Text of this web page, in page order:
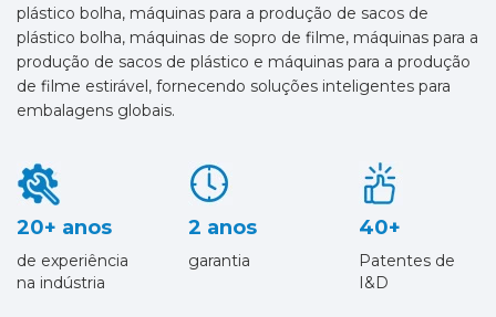
plástico bolha, máquinas para a produção de sacos de
plástico bolha, máquinas de sopro de filme, máquinas para a
produção de sacos de plástico e máquinas para a produção
de filme estirável, fornecendo soluções inteligentes para
embalagens globais.
20+ anos
de experiência
na indústria
2 anos
garantia
40+
Patentes de
I&D